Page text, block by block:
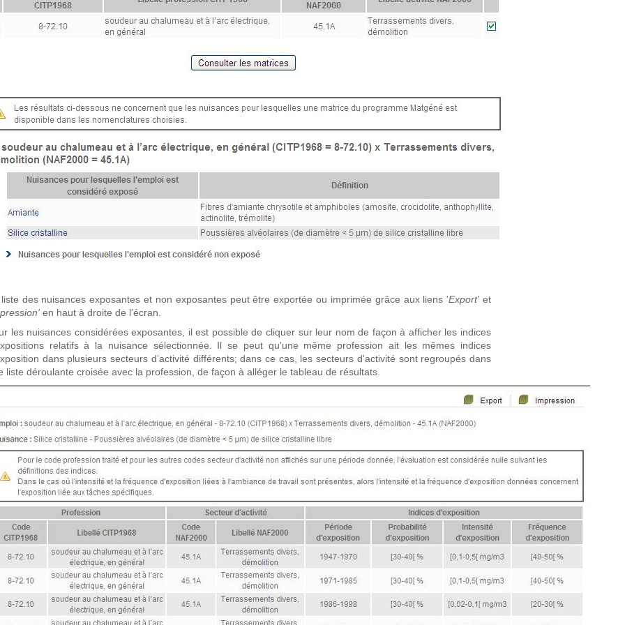
des nuisances exposantes et non exposantes peut être exportée ou imprimée grâce aux liens 'Export' et
en haut à droite de l’écran.
les nuisances considérées exposantes, il est possible de cliquer sur leur nom de façon à afficher les indices
relatifs à la nuisance sélectionnée. Il se peut qu'une même profession ait les mêmes indices
dans plusieurs secteurs d’activité différents; dans ce cas, les secteurs d'activité sont regroupés dans
liste déroulante croisée avec la profession, de façon à alléger le tableau de résultats.